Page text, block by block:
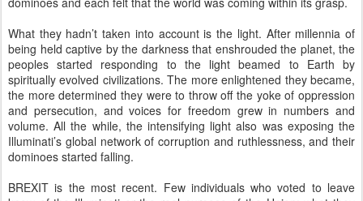
BREXIT is the most recent. Few individuals who voted to leave
know of the Illuminati or the real purpose of the Union; what they
knew is that benefits they had been led to believe they would derive
had not materialized. Few who voted to remain know of the
Illuminati or what the Union really was about, but they were faring
well or were leery about what would happen if the United Kingdom
set out on its own. Few know that the outcome of BREXIT was
more than the vote count—it was influenced by vibrations that are
undergirding activities leading toward a world of peace, honest
peoples.